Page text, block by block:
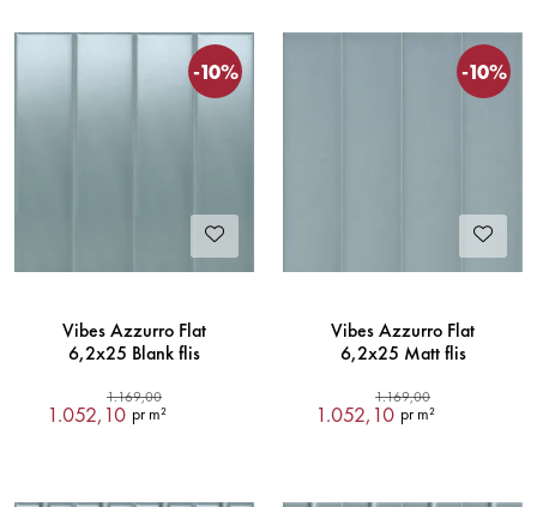
-10%
Vibes Azzurro Flat
6,2x25 Blank flis
1.169,00
1.052,10 pr m²
-10%
Vibes Azzurro Flat
6,2x25 Matt flis
1.169,00
1.052,10 pr m²